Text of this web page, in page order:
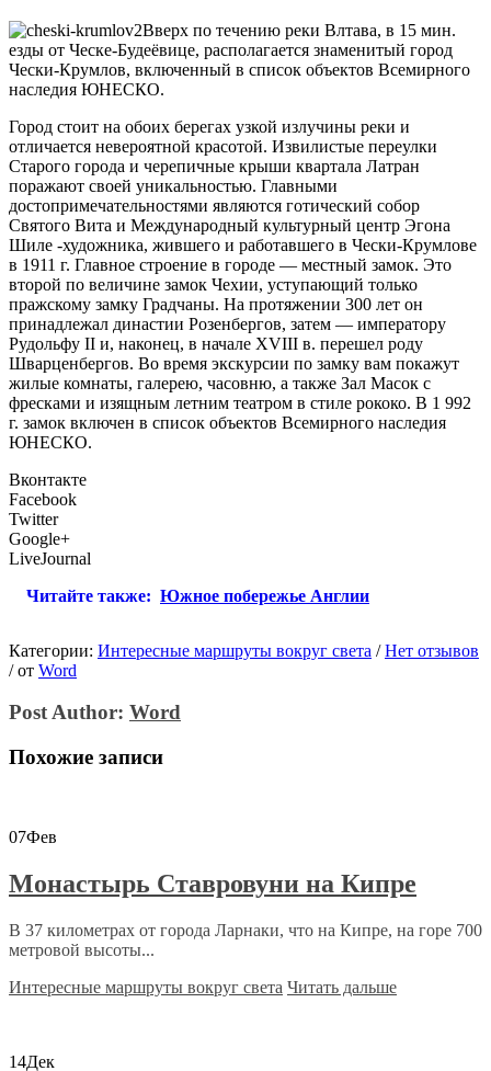
Вверх по течению реки Влтава, в 15 мин.
езды от Ческе-Будеёвице, располагается знаменитый город
Чески-Крумлов, включенный в список объектов Всемирного
наследия ЮНЕСКО.
Город стоит на обоих берегах узкой излучины реки и
отличается невероятной красотой. Извилистые переулки
Старого города и черепичные крыши квартала Латран
поражают своей уникальностью. Главными
достопримечательностями являются готический собор
Святого Вита и Международный культурный центр Эгона
Шиле -художника, жившего и работавшего в Чески-Крумлове
в 1911 г. Главное строение в городе — местный замок. Это
второй по величине замок Чехии, уступающий только
пражскому замку Градчаны. На протяжении 300 лет он
принадлежал династии Розенбергов, затем — императору
Рудольфу II и, наконец, в начале XVIII в. перешел роду
Шварценбергов. Во время экскурсии по замку вам покажут
жилые комнаты, галерею, часовню, а также Зал Масок с
фресками и изящным летним театром в стиле рококо. В 1 992
г. замок включен в список объектов Всемирного наследия
ЮНЕСКО.
Вконтакте
Facebook
Twitter
Google+
LiveJournal
Читайте также: Южное побережье Англии
Категории: Интересные маршруты вокруг света / Нет отзывов
/от Word
Post Author: Word
Похожие записи
07Фев
Монастырь Ставровуни на Кипре
В 37 километрах от города Ларнаки, что на Кипре, на горе 700
метровой высоты...
Интересные маршруты вокруг света Читать дальше
14Дек